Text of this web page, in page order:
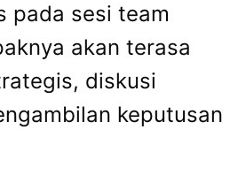
pada sesi team
akan terasa
diskusi
keputusan